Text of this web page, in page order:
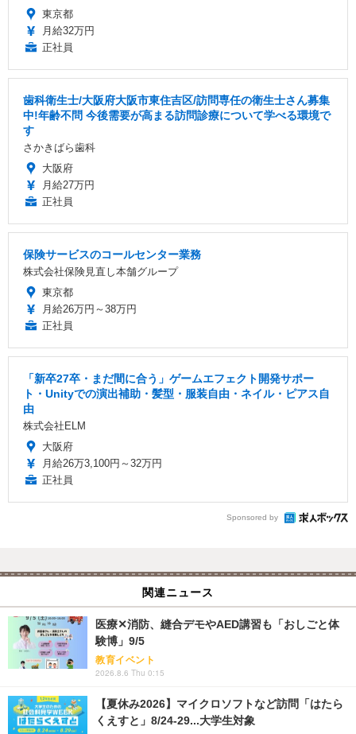
東京都
月給32万円
正社員
歯科衛生士/大阪府大阪市東住吉区/訪問専任の衛生士さん募集
中!年齢不問 今後需要が高まる訪問診療について学べる環境で
す
さかきばら歯科
大阪府
月給27万円
正社員
保険サービスのコールセンター業務
株式会社保険見直し本舗グループ
東京都
月給26万円～38万円
正社員
「新卒27卒・まだ間に合う」ゲームエフェクト開発サポー
ト・Unityでの演出補助・髪型・服装自由・ネイル・ピアス自
由
株式会社ELM
大阪府
月給26万3,100円～32万円
正社員
Sponsored by
関連ニュース
医療✕消防、縫合デモやAED講習も「おしごと体
験博」9/5
教育イベント
2026.8.6 Thu 0:15
【夏休み2026】マイクロソフトなど訪問「はたら
くえすと」8/24-29...大学生対象